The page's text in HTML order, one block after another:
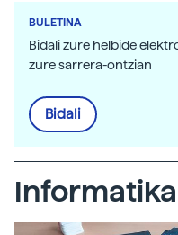
BULETINA
Bidali zure helbide
zure sarrera-ontzian
Bidali
Informatika